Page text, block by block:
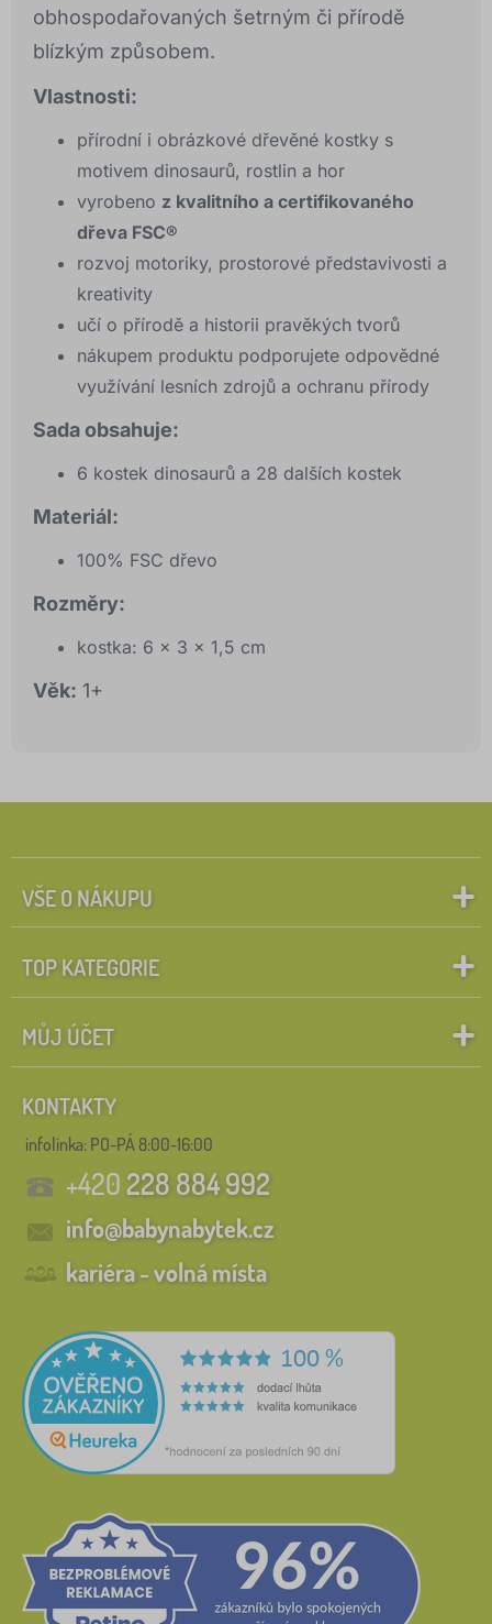
obhospodařovaných šetrným či přírodě
blízkým způsobem.
Vlastnosti:
přírodní i obrázkové dřevěné kostky s
motivem dinosaurů, rostlin a hor
vyrobeno z kvalitního a certifikovaného
dřeva FSC®
rozvoj motoriky, prostorové představivosti a
kreativity
učí o přírodě a historii pravěkých tvorů
nákupem produktu podporujete odpovědné
využívání lesních zdrojů a ochranu přírody
Sada obsahuje:
6 kostek dinosaurů a 28 dalších kostek
Materiál:
100% FSC dřevo
Rozměry:
kostka: 6 x 3 x 1,5 cm
Věk: 1+
VŠE O NÁKUPU
TOP KATEGORIE
MŮJ ÚČET
KONTAKTY
infolinka: PO-PÁ 8:00-16:00
+420228 884 992
info@babynabytek.cz
kariéra - volná místa